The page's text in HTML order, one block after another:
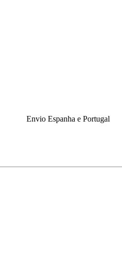
Envio Espanha e Portugal